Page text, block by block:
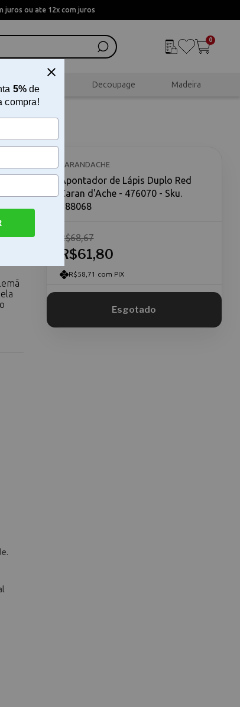
juros ou ate 12x com juros
0
Scrapbook Decoupage Madeira
CARANDACHE
Apontador de Lápis Duplo Red
Caran d'Ache - 476070 - Sku.
188068
R$61,80
R$68,67
R$58,71 com PIX
5%de
compra!